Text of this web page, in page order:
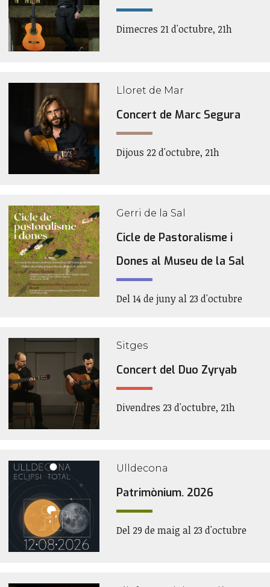
Dimecres 21 d'octubre, 21h
Lloret de Mar
Concert de Marc Segura
Dijous 22 d'octubre, 21h
Gerri de la Sal
Cicle de Pastoralisme i
Dones al Museu de la Sal
Del 14 de juny al 23 d'octubre
Sitges
Concert del Duo Zyryab
Divendres 23 d'octubre, 21h
Ulldecona
Patrimònium. 2026
Del 29 de maig al 23 d'octubre